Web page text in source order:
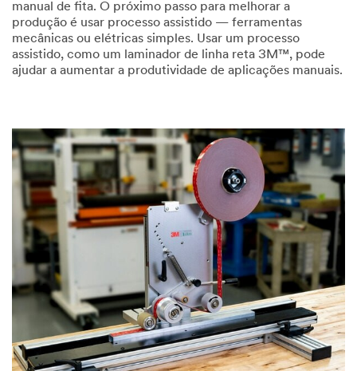
manual de fita. O próximo passo para melhorar a
produção é usar processo assistido — ferramentas
mecânicas ou elétricas simples. Usar um processo
assistido, como um laminador de linha reta 3M™, pode
ajudar a aumentar a produtividade de aplicações manuais.